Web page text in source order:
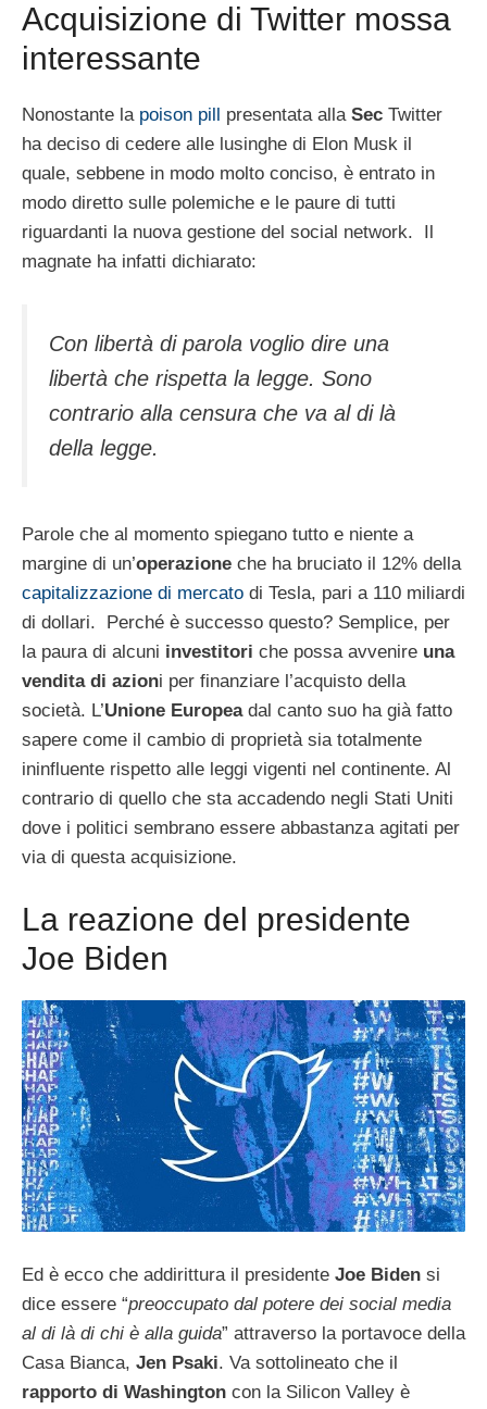
Acquisizione di Twitter mossa
interessante
Nonostante la poison pill presentata alla Sec Twitter
ha deciso di cedere alle lusinghe di Elon Musk il
quale, sebbene in modo molto conciso, è entrato in
modo diretto sulle polemiche e le paure di tutti
riguardanti la nuova gestione del social network. Il
magnate ha infatti dichiarato:
Con libertà di parola voglio dire una
libertà che rispetta la legge. Sono
contrario alla censura che va al di là
della legge.
Parole che al momento spiegano tutto e niente a
margine di un’operazione che ha bruciato il 12% della
capitalizzazione di mercato di Tesla, pari a 110 miliardi
di dollari. Perché è successo questo? Semplice, per
la paura di alcuni investitori che possa avvenire una
vendita di azioni per finanziare l’acquisto della
società. L’Unione Europeadal canto suo ha già fatto
sapere come il cambio di proprietà sia totalmente
ininfluente rispetto alle leggi vigenti nel continente. Al
contrario di quello che sta accadendo negli Stati Uniti
dove i politici sembrano essere abbastanza agitati per
via di questa acquisizione.
La reazione del presidente
Joe Biden
Ed è ecco che addirittura il presidente Joe Biden si
dice essere “preoccupato dal potere dei social media
al di là di chi è alla guida” attraverso la portavoce della
Casa Bianca, Jen Psaki. Va sottolineato che il
rapporto di Washington con la Silicon Valley è